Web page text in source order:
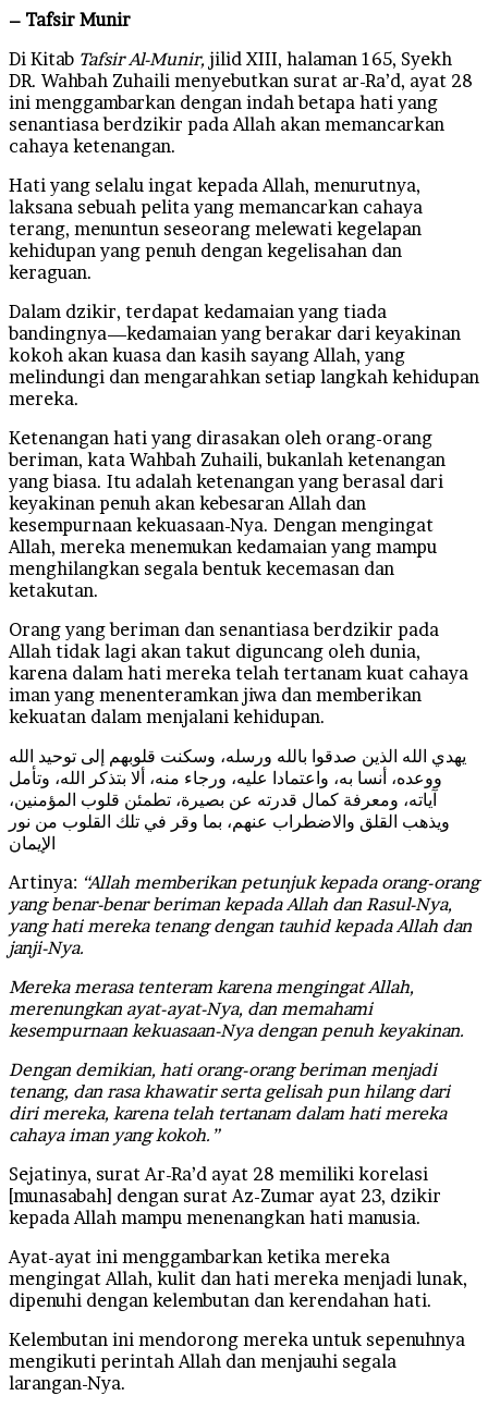
– Tafsir Munir
Di Kitab Tafsir Al-Munir, jilid XIII, halaman 165, Syekh
DR. Wahbah Zuhaili menyebutkan surat ar-Ra’d, ayat 28
ini menggambarkan dengan indah betapa hati yang
senantiasa berdzikir pada Allah akan memancarkan
cahaya ketenangan.
Hati yang selalu ingat kepada Allah, menurutnya,
laksana sebuah pelita yang memancarkan cahaya
terang, menuntun seseorang melewati kegelapan
kehidupan yang penuh dengan kegelisahan dan
keraguan.
Dalam dzikir, terdapat kedamaian yang tiada
bandingnya—kedamaian yang berakar dari keyakinan
kokoh akan kuasa dan kasih sayang Allah, yang
melindungi dan mengarahkan setiap langkah kehidupan
mereka.
Ketenangan hati yang dirasakan oleh orang-orang
beriman, kata Wahbah Zuhaili, bukanlah ketenangan
yang biasa. Itu adalah ketenangan yang berasal dari
keyakinan penuh akan kebesaran Allah dan
kesempurnaan kekuasaan-Nya. Dengan mengingat
Allah, mereka menemukan kedamaian yang mampu
menghilangkan segala bentuk kecemasan dan
ketakutan.
Orang yang beriman dan senantiasa berdzikir pada
Allah tidak lagi akan takut diguncang oleh dunia,
karena dalam hati mereka telah tertanam kuat cahaya
iman yang menenteramkan jiwa dan memberikan
kekuatan dalam menjalani kehidupan.
يهدي الله الذين صدقوا بالله ورسله، وسكنت قلوبهم إلى توحيد الله
ووعده، أنسا به، واعتمادا عليه، ورجاء منه، ألا بتذكر الله، وتأمل
آياته، ومعرفة كمال قدرته عن بصيرة، تطمئن قلوب المؤمنين،
ويذهب القلق والاضطراب عنهم، بما وقر في تلك القلوب من نور
الإيمان
Artinya: “Allah memberikan petunjuk kepada orang-orang
yang benar-benar beriman kepada Allah dan Rasul-Nya,
yang hati mereka tenang dengan tauhid kepada Allah dan
janji-Nya.
Mereka merasa tenteram karena mengingat Allah,
merenungkan ayat-ayat-Nya, dan memahami
kesempurnaan kekuasaan-Nya dengan penuh keyakinan.
Dengan demikian, hati orang-orang beriman menjadi
tenang, dan rasa khawatir serta gelisah pun hilang dari
diri mereka, karena telah tertanam dalam hati mereka
cahaya iman yang kokoh.”
Sejatinya, surat Ar-Ra’d ayat 28 memiliki korelasi
[munasabah] dengan surat Az-Zumar ayat 23, dzikir
kepada Allah mampu menenangkan hati manusia.
Ayat-ayat ini menggambarkan ketika mereka
mengingat Allah, kulit dan hati mereka menjadi lunak,
dipenuhi dengan kelembutan dan kerendahan hati.
Kelembutan ini mendorong mereka untuk sepenuhnya
mengikuti perintah Allah dan menjauhi segala
larangan-Nya.